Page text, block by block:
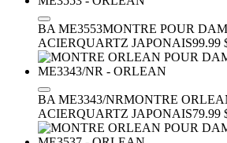
BA ME3553MONTRE POUR
ACIERQUARTZ JAPONAIS99.99
BA ME3343/NRMONTRE
ACIERQUARTZ JAPONAIS79.99